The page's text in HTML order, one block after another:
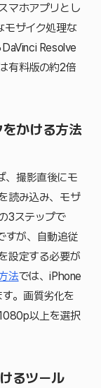
マホアプリとし
モザイク処理な
Resolve
有料版の約2倍
かける方法
、撮影直後にモ
読み込み、モザ
3ステップで
すが、自動追従
設定する必要が
法では、iPhone
。画質劣化を
以上を選択
るツール